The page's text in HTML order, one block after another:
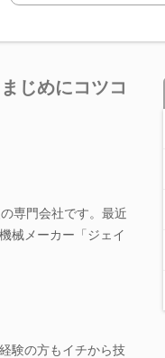
じめにコツコ
専門会社です。最近
械メーカー「ジェイ
験の方もイチから技